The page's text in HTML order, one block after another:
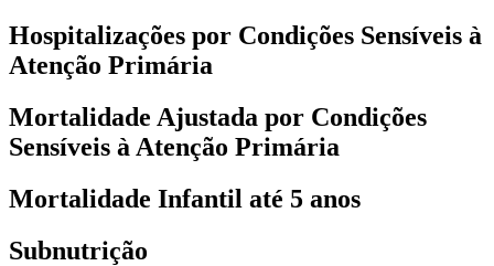
Hospitalizações por Condições Sensíveis à
Atenção Primária
Mortalidade Ajustada por Condições
Sensíveis à Atenção Primária
Mortalidade Infantil até 5 anos
Subnutrição